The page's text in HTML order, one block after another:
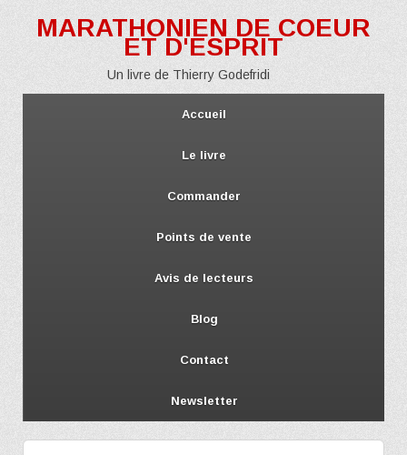
MARATHONIEN DE COEUR
ET D'ESPRIT
Un livre de Thierry Godefridi
Accueil
Le livre
Commander
Points de vente
Avis de lecteurs
Blog
Contact
Newsletter